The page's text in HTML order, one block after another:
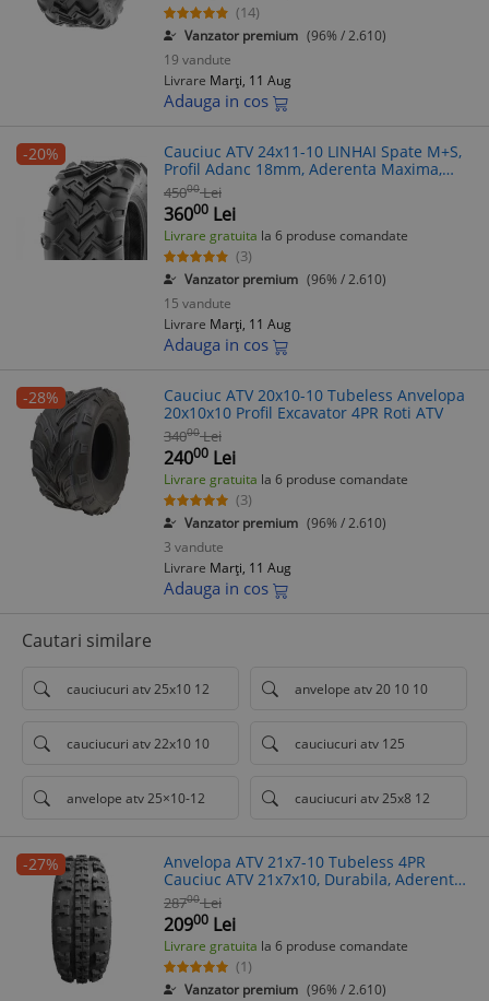
(14)
Vanzator premium (96% / 2.610)
19 vandute
Livrare Marți, 11 Aug
Adauga in cos
-20%
Cauciuc ATV 24x11-10 LINHAI Spate M+S,
Profil Adanc 18mm, Aderenta Maxima,
Durabil
45000 Lei
36000 Lei
Livrare gratuita la 6 produse comandate
(3)
Vanzator premium (96% / 2.610)
15 vandute
Livrare Marți, 11 Aug
Adauga in cos
-28%
Cauciuc ATV 20x10-10 Tubeless Anvelopa
20x10x10 Profil Excavator 4PR Roti ATV
34000 Lei
24000 Lei
Livrare gratuita la 6 produse comandate
(3)
Vanzator premium (96% / 2.610)
3 vandute
Livrare Marți, 11 Aug
Adauga in cos
Cautari similare
cauciucuri atv 25x10 12 anvelope atv 20 10 10
cauciucuri atv 22x10 10 cauciucuri atv 125
anvelope atv 25×10-12 cauciucuri atv 25x8 12
-27%
Anvelopa ATV 21x7-10 Tubeless 4PR
Cauciuc ATV 21x7x10, Durabila, Aderenta
Maxima
28700 Lei
20900 Lei
Livrare gratuita la 6 produse comandate
(1)
Vanzator premium (96% / 2.610)